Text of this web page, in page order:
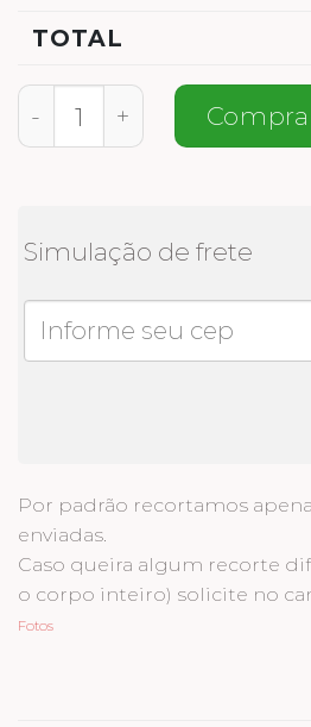
TOTAL
Meia Personalizada
Simulação de frete
Por padrão recortamos
enviadas.
Caso queira algum recorte
o corpo inteiro) solicite no
Fotos